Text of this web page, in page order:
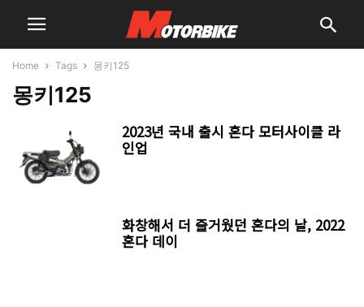
Home Tags 몽키125
몽키125
2023년 국내 출시 혼다 모터사이클 라
인업
화창해서 더 즐거웠던 혼다의 날, 2022
혼다 데이